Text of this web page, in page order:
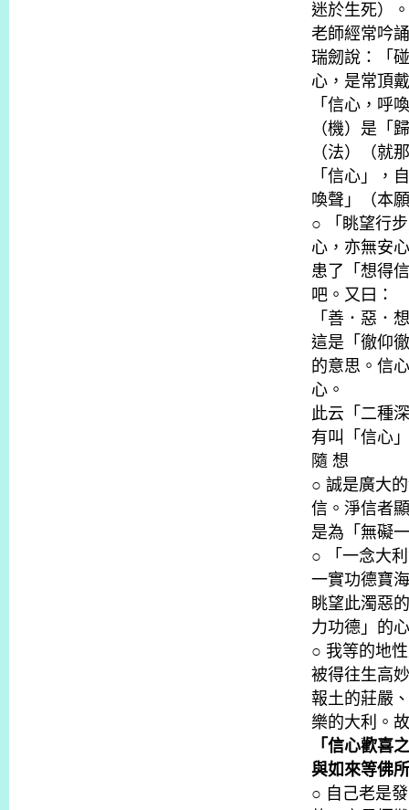
迷於生死）
老師經常吟
瑞劒說：「
心，是常頂
「信心，呼
（機）是「
（法）（就
「信心」，
喚聲」（本
○ 「眺望行
心，亦無安
患了「想得
吧。又曰：
「善．惡．
這是「徹仰
的意思。信
心。
此云「二種
有叫「信心
隨 想
○ 誠是廣大
信。淨信者
是為「無礙
○ 「一念大
一實功德寶
眺望此濁惡
力功德」的
○ 我等的地
被得往生高
報土的莊嚴
樂的大利。
「信心歡喜
與如來等佛
○ 自己老是